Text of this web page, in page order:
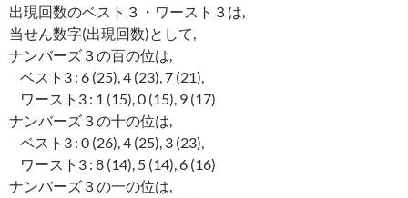
出現回数のベスト３・ワースト３は,
当せん数字(出現回数)として,
ナンバーズ３の百の位は,
ベスト3 : 6 (25), 4 (23), 7 (21),
ワースト3 : 1 (15), 0 (15), 9 (17)
ナンバーズ３の十の位は,
ベスト3 : 0 (26), 4 (25), 3 (23),
ワースト3 : 8 (14), 5 (14), 6 (16)
ナンバーズ３の一の位は,